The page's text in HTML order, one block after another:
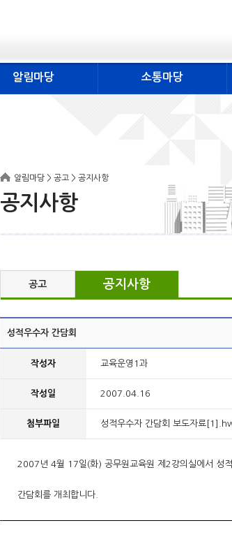
알림마당 소통마당
알림마당 > 공고 > 공지사항
공지사항
공고 공지사항
성적우수자 간담회
작성자 교육운영1과
작성일 2007.04.16
첨부파일 성적우수자 간담회 보도자료
2007년 4월 17일(화) 공무원교육원 제2강의실에서 성
간담회를 개최합니다.